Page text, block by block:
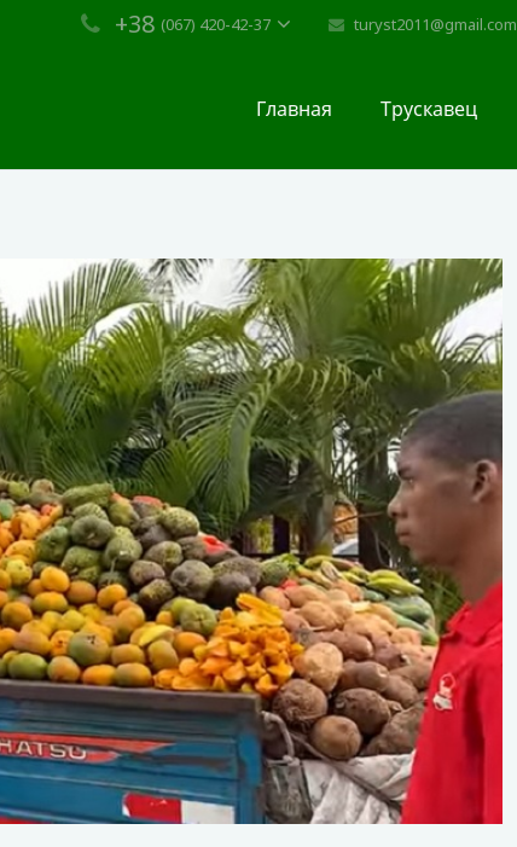
+38 (067) 420-42-37 turyst2011@gmail.com
Главная Трускавец